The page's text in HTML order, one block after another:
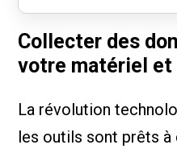
Collecter des
votre matériel et
La révolution
les outils sont prêts à